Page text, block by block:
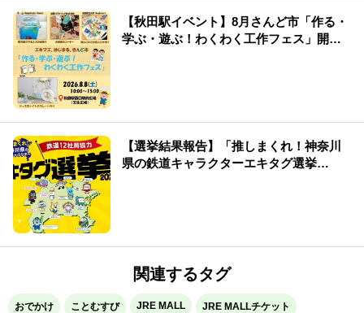
【秋田駅イベント】8月さんど市「作る・
学ぶ・遊ぶ！わくわく工作フェス」開
【選挙結果報告】「推しまくれ！神奈川
県の鉄道キャラクターエキタグ選挙
関連するタグ
おでかけ ことむすび JRE MALL JRE MALLチケット